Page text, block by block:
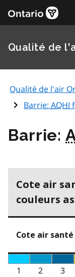
Qualité de
Qualité de l'air
Barrie:AQHI
Barrie:
Cote air
couleurs
Cote air
1 2 3